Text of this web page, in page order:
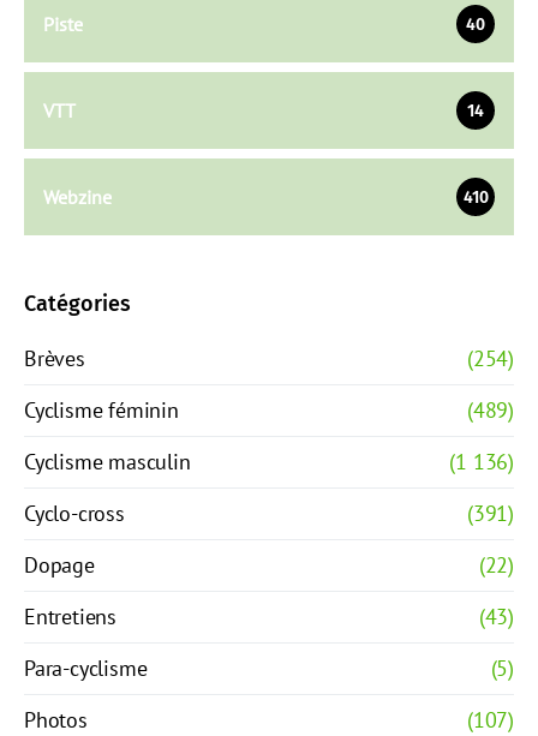
Piste 40
VTT 14
Webzine 410
Catégories
Brèves
(254)
Cyclisme féminin
(489)
Cyclisme masculin
(1 136)
Cyclo-cross
(391)
Dopage
(22)
Entretiens
(43)
Para-cyclisme
(5)
Photos
(107)